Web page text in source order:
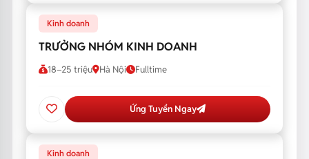
Kinh doanh
TRƯỞNG NHÓM KINH DOANH
18–25 triệu Hà Nội Fulltime
Ứng Tuyển Ngay
Kinh doanh